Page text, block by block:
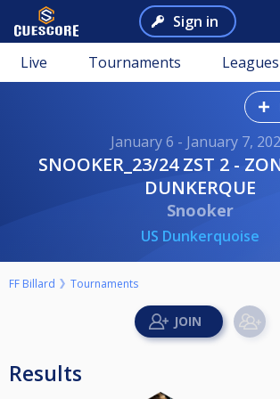
Sign in
Live Tournaments Leagues
January 6 - January 7,
SNOOKER_23/24 ZST 2 - ZONE NORD -
DUNKERQUE
Snooker
US Dunkerquoise
FF Billard Tournaments
Results